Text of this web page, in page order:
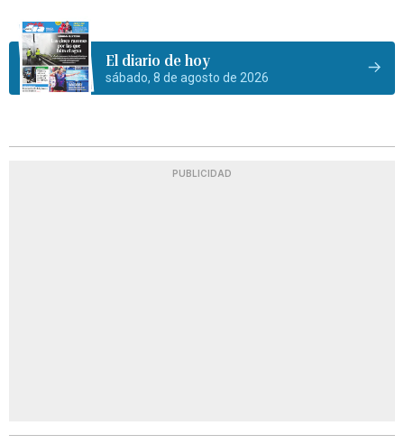
El diario de hoy
sábado, 8 de agosto de 2026
PUBLICIDAD